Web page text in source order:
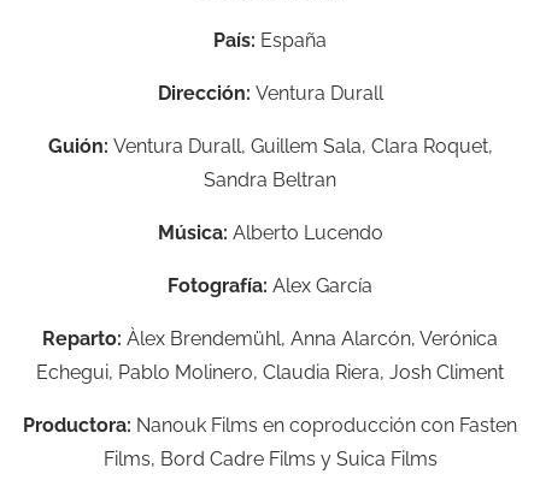
País: España
Dirección: Ventura Durall
Guión: Ventura Durall, Guillem Sala, Clara Roquet,
Sandra Beltran
Música: Alberto Lucendo
Fotografía: Alex García
Reparto: Àlex Brendemühl, Anna Alarcón, Verónica
Echegui, Pablo Molinero, Claudia Riera, Josh Climent
Productora: Nanouk Films en coproducción con Fasten
Films, Bord Cadre Films y Suica Films